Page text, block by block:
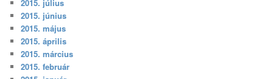
2015. július
2015. június
2015. május
2015. április
2015. március
2015. február